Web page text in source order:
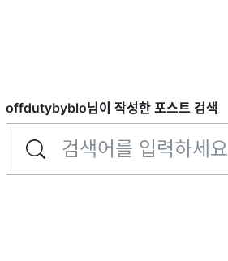
offdutybyblo님이 작성한 포스트 검색